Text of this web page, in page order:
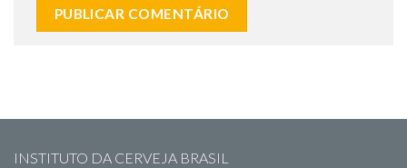
INSTITUTO DA CERVEJA BRASIL